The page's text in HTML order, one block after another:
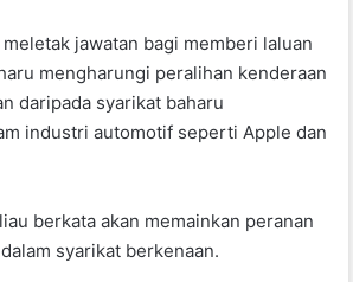
jawatan bagi memberi laluan
mengharungi peralihan kenderaan
daripada syarikat baharu
industri automotif seperti Apple dan
berkata akan memainkan peranan
syarikat berkenaan.